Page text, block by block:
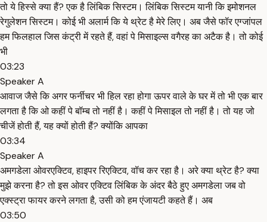
तो ये हिस्से क्या हैं? एक है लिंबिक सिस्टम। लिंबिक सिस्टम यानी कि इमोशनल
रेगुलेशन सिस्टम। कोई भी अलार्म कि ये थ्रेट है मेरे लिए। अब जैसे फॉर एग्जांपल
हम फिलहाल जिस कंट्री में रहते हैं, वहां पे मिसाइल्स वगैरह का अटैक है। तो कोई
भी
03:23
Speaker A
आवाज जैसे कि अगर फर्नीचर भी हिल रहा होगा ऊपर वाले के घर में तो भी एक बार
लगता है कि ओ कहीं पे बॉम्ब तो नहीं है। कहीं पे मिसाइल तो नहीं है। तो यह जो
चीजें होती हैं, यह क्यों होती हैं? क्योंकि आपका
03:34
Speaker A
अमगडेला ओवरएक्टिव, हाइपर रिएक्टिव, वॉच कर रहा है। अरे क्या थ्रेट है? क्या
मुझे करना है? तो इस ओवर एक्टिव लिंबिक के अंदर बैठे हुए अमगडेला जब वो
एक्स्ट्रा फायर करने लगता है, उसी को हम एंजायटी कहते हैं। अब
03:50